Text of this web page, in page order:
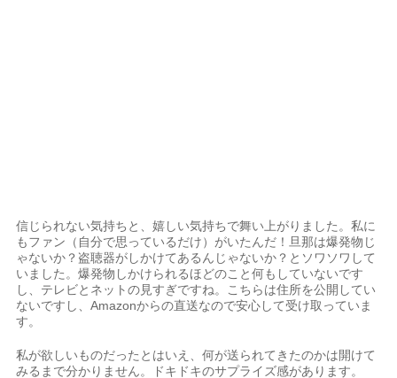
信じられない気持ちと、嬉しい気持ちで舞い上がりました。私に
もファン（自分で思っているだけ）がいたんだ！旦那は爆発物じ
ゃないか？盗聴器がしかけてあるんじゃないか？とソワソワして
いました。爆発物しかけられるほどのこと何もしていないです
し、テレビとネットの見すぎですね。こちらは住所を公開してい
ないですし、Amazonからの直送なので安心して受け取っていま
す。
私が欲しいものだったとはいえ、何が送られてきたのかは開けて
みるまで分かりません。ドキドキのサプライズ感があります。